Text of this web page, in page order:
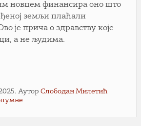
новцем финансира оно што
земљи плаћали
је прича о здравству које
а не људима.
Аутор Слободан Милетић